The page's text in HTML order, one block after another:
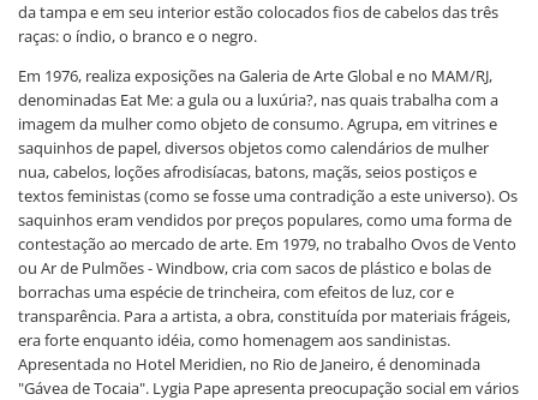
da tampa e em seu interior estão colocados fios de cabelos das três
raças: o índio, o branco e o negro.
Em 1976, realiza exposições na Galeria de Arte Global e no MAM/RJ,
denominadas Eat Me: a gula ou a luxúria?, nas quais trabalha com a
imagem da mulher como objeto de consumo. Agrupa, em vitrines e
saquinhos de papel, diversos objetos como calendários de mulher
nua, cabelos, loções afrodisíacas, batons, maçãs, seios postiços e
textos feministas (como se fosse uma contradição a este universo). Os
saquinhos eram vendidos por preços populares, como uma forma de
contestação ao mercado de arte. Em 1979, no trabalho Ovos de Vento
ou Ar de Pulmões - Windbow, cria com sacos de plástico e bolas de
borrachas uma espécie de trincheira, com efeitos de luz, cor e
transparência. Para a artista, a obra, constituída por materiais frágeis,
era forte enquanto idéia, como homenagem aos sandinistas.
Apresentada no Hotel Meridien, no Rio de Janeiro, é denominada
"Gávea de Tocaia". Lygia Pape apresenta preocupação social em vários